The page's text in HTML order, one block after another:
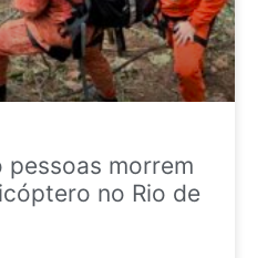
pessoas morrem
no Rio de